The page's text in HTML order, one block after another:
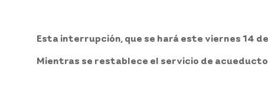
Esta interrupción, que se hará este viernes 14
Mientras se restablece el servicio de